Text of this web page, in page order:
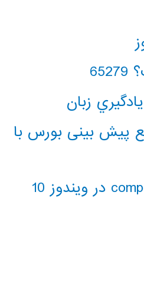
زبان
پیش بینی بورس با